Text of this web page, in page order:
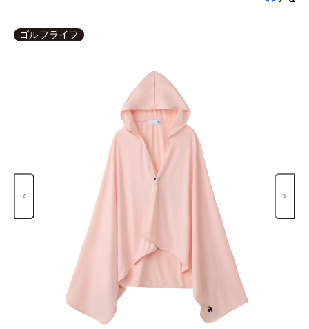
ゴルフライフ